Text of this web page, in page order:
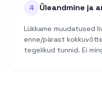
4 Üleandmine ja
Lükkame muudatused
enne/pärast
tegelikud tunnid. Ei